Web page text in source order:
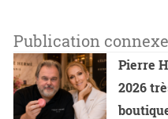
Publication connexe
Pierre
2026